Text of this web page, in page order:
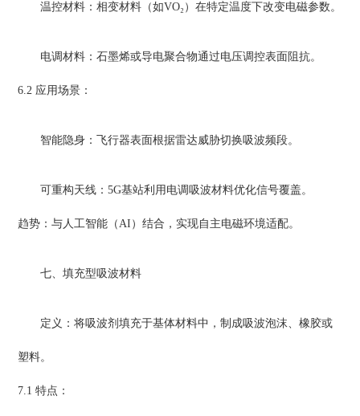
温控材料：相变材料（如VO₂）在特定温度下改变电磁参数。
电调材料：石墨烯或导电聚合物通过电压调控表面阻抗。
6.2 应用场景：
智能隐身：飞行器表面根据雷达威胁切换吸波频段。
可重构天线：5G基站利用电调吸波材料优化信号覆盖。
趋势：与人工智能（AI）结合，实现自主电磁环境适配。
七、填充型吸波材料
定义：将吸波剂填充于基体材料中，制成吸波泡沫、橡胶或
塑料。
7.1 特点：